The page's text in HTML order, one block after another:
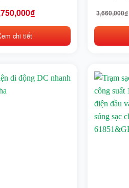
₫
chi tiết
Quốc
3,660,000₫
Giá
là:
Giá
tại